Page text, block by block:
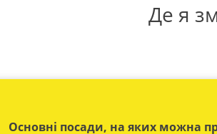
Де я
Основні посади, на яких можна